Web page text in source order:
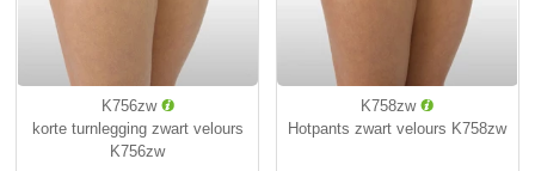
K756zw
korte turnlegging zwart velours
K756zw
K758zw
Hotpants zwart velours K758zw